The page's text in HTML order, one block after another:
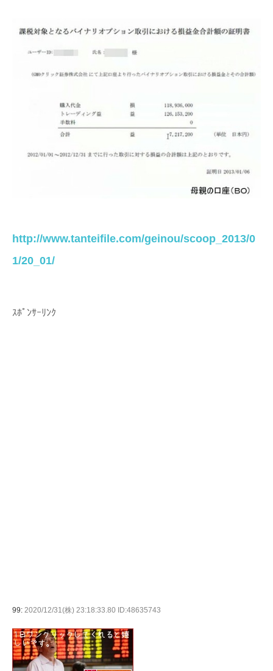
http://www.tanteifile.com/geinou/scoop_2013/0
1/20_01/
ｽﾎﾟﾝｻｰﾘﾝｸ
99: 2020/12/31(株) 23:18:33.80 ID:48635743